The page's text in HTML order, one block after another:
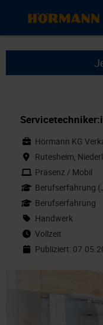
Hörmann KG
Rutesheim,
Präsenz / Mobil
Berufserfahrung
Berufserfahrung
Handwerk
Vollzeit
Publiziert: